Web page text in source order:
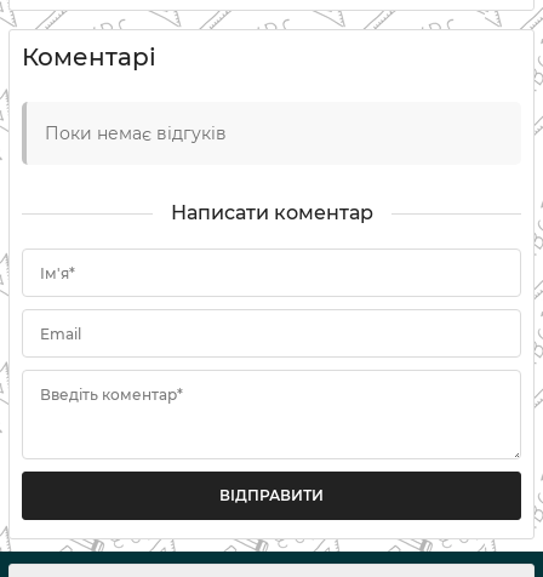
Коментарі
Поки немає відгуків
Написати коментар
Ім'я*
Email
Введіть коментар*
ВІДПРАВИТИ